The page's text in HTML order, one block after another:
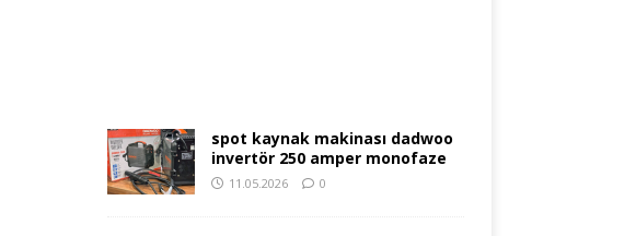
spot kaynak makinası dadwoo
invertör 250 amper monofaze
11.05.2026 0